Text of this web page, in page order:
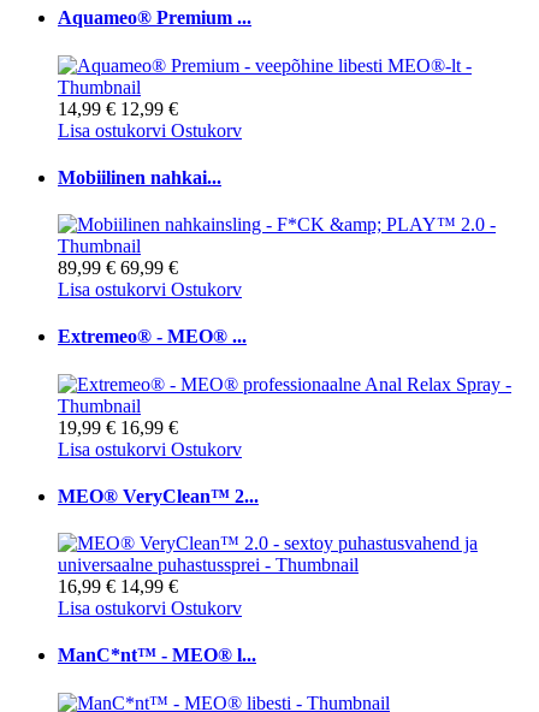
Aquameo® Premium ...
14,99 € 12,99 €
Lisa ostukorvi Ostukorv
Mobiilinen nahkai...
89,99 € 69,99 €
Lisa ostukorvi Ostukorv
Extremeo® - MEO® ...
19,99 € 16,99 €
Lisa ostukorvi Ostukorv
MEO® VeryClean™ 2...
16,99 € 14,99 €
Lisa ostukorvi Ostukorv
ManC*nt™ - MEO® l...